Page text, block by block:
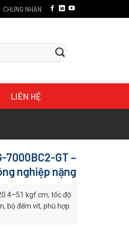
CHỨNG NHẬN
LIÊN HỆ
7000BC2-GT –
nghiệp nặng
kgf.cm, tốc độ
bộ đếm vít, phù hợp